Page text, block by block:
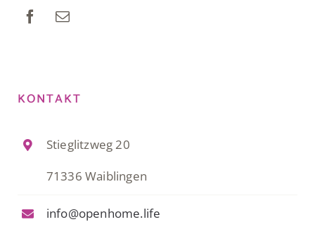
KONTAKT
Stieglitzweg 20
71336 Waiblingen
info@openhome.life